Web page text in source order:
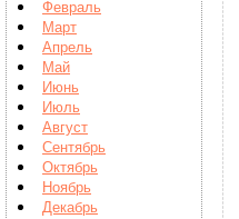
Февраль
Март
Апрель
Май
Июнь
Июль
Август
Сентябрь
Октябрь
Ноябрь
Декабрь